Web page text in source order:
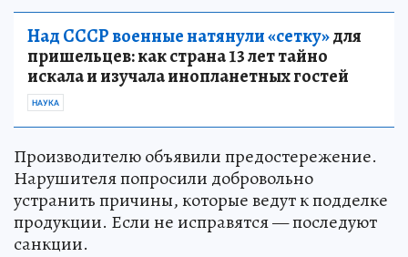
Над СССР военные натянули «сетку»для
пришельцев: как страна 13 лет тайно
искала и изучала инопланетных гостей
НАУКА
Производителю объявили предостережение.
Нарушителя попросили добровольно
устранить причины, которые ведут к подделке
продукции. Если не исправятся — последуют
санкции.